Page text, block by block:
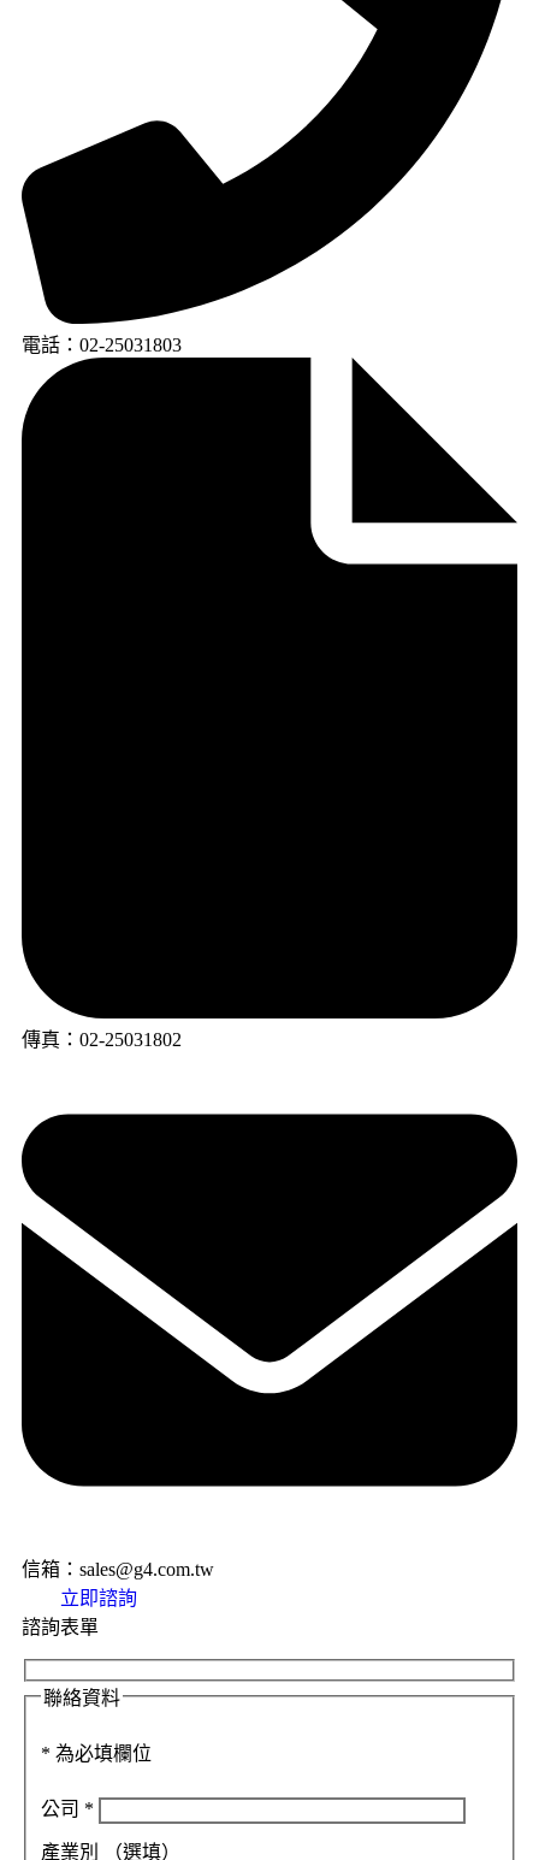
電話：02-25031803
傳真：02-25031802
信箱：sales@g4.com.tw
立即諮詢
諮詢表單
聯絡資料
* 為必填欄位
公司 *
產業別 （選填）